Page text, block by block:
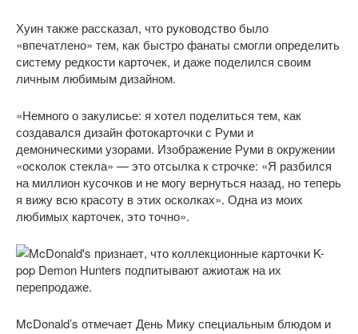
Хуин также рассказал, что руководство было
«впечатлено» тем, как быстро фанаты смогли определить
систему редкости карточек, и даже поделился своим
личным любимым дизайном.
«Немного о закулисье: я хотел поделиться тем, как
создавался дизайн фотокарточки с Руми и
демоническими узорами. Изображение Руми в окружении
«осколок стекла» — это отсылка к строчке: «Я разбился
на миллион кусочков и не могу вернуться назад, но теперь
я вижу всю красоту в этих осколках». Одна из моих
любимых карточек, это точно».
McDonald’s отмечает День Мику специальным блюдом и